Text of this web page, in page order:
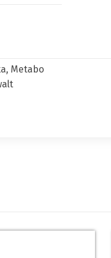
Metabo